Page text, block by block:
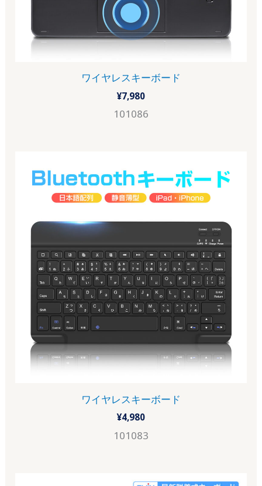
ワイヤレスキーボード
¥7,980
101086
ワイヤレスキーボード
¥4,980
101083